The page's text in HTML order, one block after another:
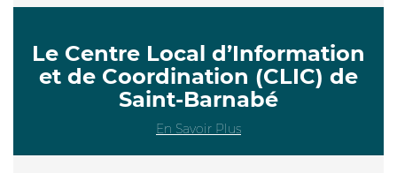
Le Centre Local d’Information
et de Coordination (CLIC) de
Saint-Barnabé
En Savoir Plus